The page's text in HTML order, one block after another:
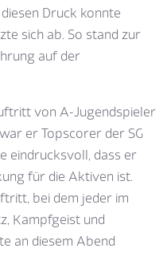
Druck konnte
sich ab. So stand zur
auf der
von A-Jugendspieler
er Topscorer der SG
eindrucksvoll, dass er
für die Aktiven ist.
bei dem jeder im
Kampfgeist und
an diesem Abend